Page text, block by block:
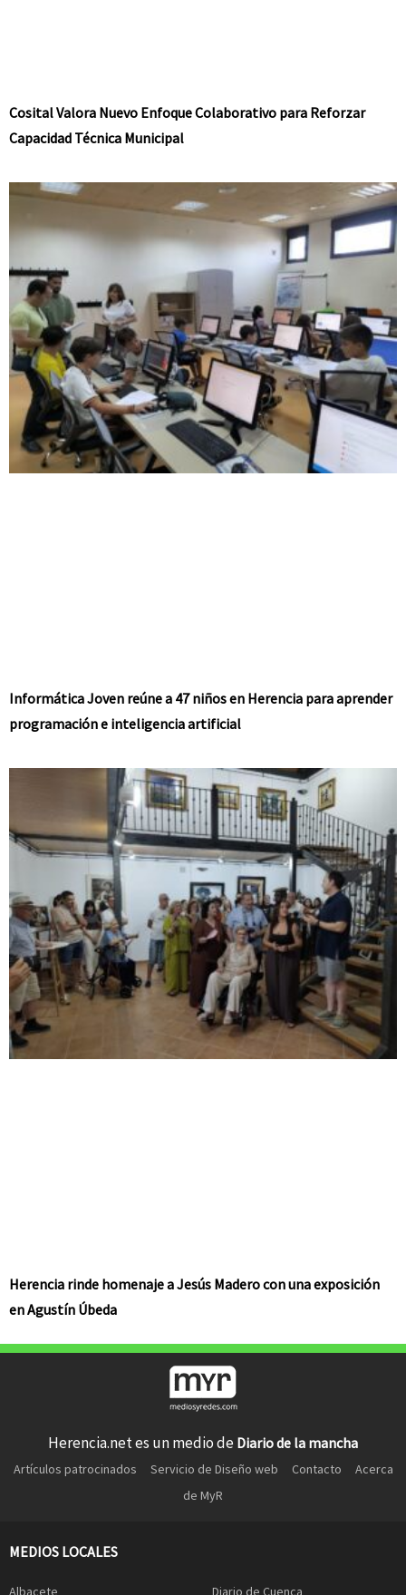
Cosital Valora Nuevo Enfoque Colaborativo para Reforzar
Capacidad Técnica Municipal
Informática Joven reúne a 47 niños en Herencia para aprender
programación e inteligencia artificial
Herencia rinde homenaje a Jesús Madero con una exposición
en Agustín Úbeda
Herencia.net es un medio de Diario de la mancha
Artículos patrocinados Servicio de Diseño web Contacto
Acerca
de MyR
MEDIOS LOCALES
Albacete Diario de Cuenca